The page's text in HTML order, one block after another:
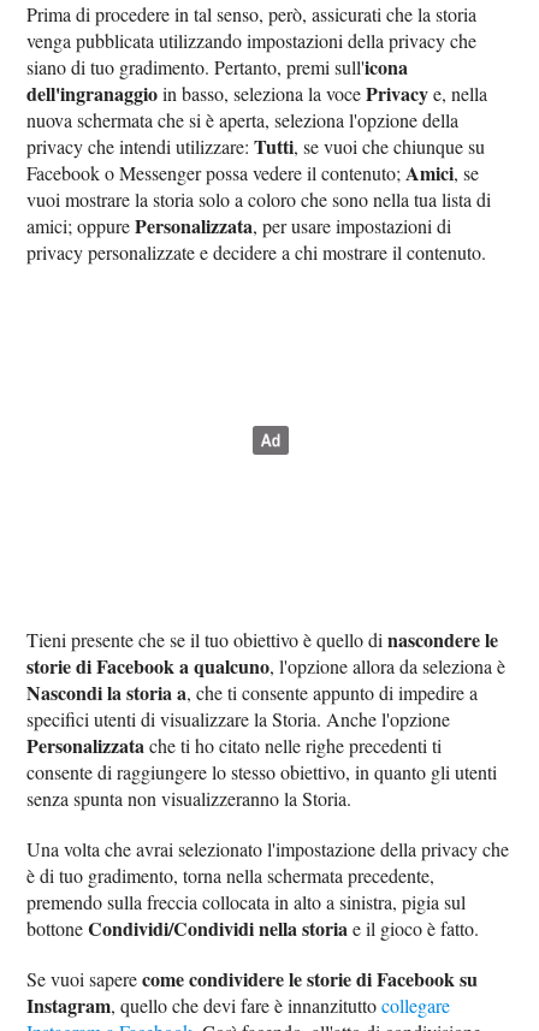
Prima di procedere in tal senso, però, assicurati che la storia
venga pubblicata utilizzando impostazioni della privacy che
siano di tuo gradimento. Pertanto, premi sull'icona
dell'ingranaggioin basso, seleziona la vocePrivacye, nella
nuova schermata che si è aperta, seleziona l'opzione della
privacy che intendi utilizzare:Tutti, se vuoi che chiunque su
Facebook o Messenger possa vedere il contenuto; Amici, se
vuoi mostrare la storia solo a coloro che sono nella tua lista di
amici; oppurePersonalizzata, per usare impostazioni di
privacy personalizzate e decidere a chi mostrare il contenuto.
Tieni presente che se il tuo obiettivo è quello dinascondere le
storie di Facebook a qualcuno, l'opzione allora da seleziona è
Nascondi la storia a, che ti consente appunto di impedire a
specifici utenti di visualizzare la Storia. Anche l'opzione
Personalizzatache ti ho citato nelle righe precedenti ti
consente di raggiungere lo stesso obiettivo, in quanto gli utenti
senza spunta non visualizzeranno la Storia.
Una volta che avrai selezionato l'impostazione della privacy che
è di tuo gradimento, torna nella schermata precedente,
premendo sulla freccia collocata in alto a sinistra, pigia sul
bottoneCondividi/Condividi nella storiae il gioco è fatto.
Se vuoi saperecome condividere le storie di Facebook su
Instagram, quello che devi fare è innanzituttocollegare